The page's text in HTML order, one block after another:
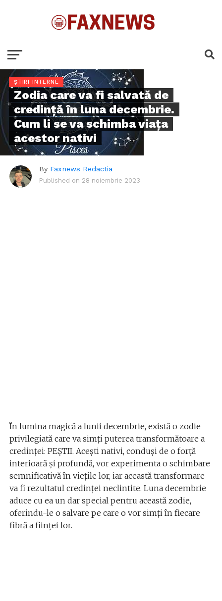
ȘTIRI INTERNE
Zodia care va fi salvată de
credință în luna decembrie.
Cum li se va schimba viața
acestor nativi
By Faxnews Redactia
Published on 28 noiembrie 2023
În lumina magică a lunii decembrie, există o zodie
privilegiată care va simți puterea transformătoare a
credinței: PEȘTII. Acești nativi, conduși de o forță
interioară și profundă, vor experimenta o schimbare
semnificativă în viețile lor, iar această transformare
va fi rezultatul credinței neclintite. Luna decembrie
aduce cu ea un dar special pentru această zodie,
oferindu-le o salvare pe care o vor simți în fiecare
fibră a ființei lor.